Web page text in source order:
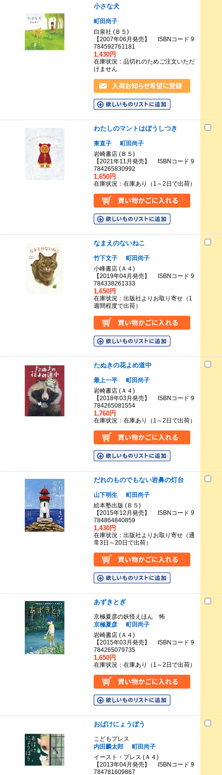
小さな犬
町田尚子
白泉社 (Ｂ５)
【2007年06月発売】 ISBNコード 9
784592761181
1,430円
在庫状況：品切れのためご注文いただ
けません
わたしのマントはぼうしつき
東直子
町田尚子
岩崎書店 (Ｂ５)
【2021年11月発売】 ISBNコード 9
784265830992
1,650円
在庫状況：在庫あり（1～2日で出荷）
なまえのないねこ
竹下文子
町田尚子
小峰書店 (Ａ４)
【2019年04月発売】 ISBNコード 9
784338261333
1,650円
在庫状況：出版社よりお取り寄せ（1
週間程度で出荷）
たぬきの花よめ道中
最上一平
町田尚子
岩崎書店 (Ａ４)
【2018年03月発売】 ISBNコード 9
784265081554
1,760円
在庫状況：在庫あり（1～2日で出荷）
だれのものでもない岩鼻の灯台
山下明生
町田尚子
絵本塾出版 (Ｂ５)
【2015年12月発売】 ISBNコード 9
784864840859
1,430円
在庫状況：出版社よりお取り寄せ（通
常3日～20日で出荷）
あずきとぎ
京極夏彦の妖怪えほん 怖
京極夏彦
町田尚子
岩崎書店 (Ａ４)
【2015年03月発売】 ISBNコード 9
784265079735
1,650円
在庫状況：在庫あり（1～2日で出荷）
おばけにょうぼう
こどもプレス
内田麟太郎
町田尚子
イースト・プレス (Ａ４)
【2013年04月発売】 ISBNコード 9
784781609867